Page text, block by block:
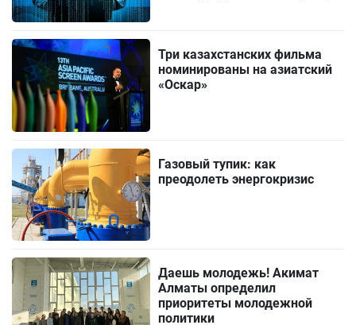
Три казахстанских фильма
номинированы на азиатский
«Оскар»
Газовый тупик: как
преодолеть энергокризис
Даешь молодежь! Акимат
Алматы определил
приоритеты молодежной
политики